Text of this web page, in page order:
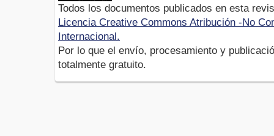
Todos los documentos publicados en esta
Licencia Creative Commons Atribución -No
Internacional.
Por lo que el envío, procesamiento y
totalmente gratuito.